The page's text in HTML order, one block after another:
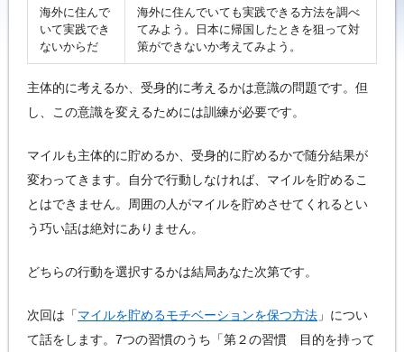
海外に住んで
いて実践でき
ないからだ
海外に住んでいても実践できる方法を調べ
てみよう。日本に帰国したときを狙って対
策ができないか考えてみよう。
主体的に考えるか、受身的に考えるかは意識の問題です。但
し、この意識を変えるためには訓練が必要です。
マイルも主体的に貯めるか、受身的に貯めるかで随分結果が
変わってきます。自分で行動しなければ、マイルを貯めるこ
とはできません。周囲の人がマイルを貯めさせてくれるとい
う巧い話は絶対にありません。
どちらの行動を選択するかは結局あなた次第です。
次回は「マイルを貯めるモチベーションを保つ方法 」につい
て話をします。7つの習慣のうち「第２の習慣 目的を持って